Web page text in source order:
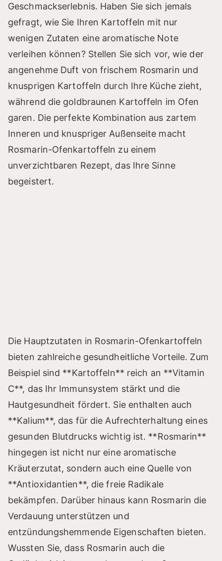
Geschmackserlebnis. Haben Sie sich jemals
gefragt, wie Sie Ihren Kartoffeln mit nur
wenigen Zutaten eine aromatische Note
verleihen können? Stellen Sie sich vor, wie der
angenehme Duft von frischem Rosmarin und
knusprigen Kartoffeln durch Ihre Küche zieht,
während die goldbraunen Kartoffeln im Ofen
garen. Die perfekte Kombination aus zartem
Inneren und knuspriger Außenseite macht
Rosmarin-Ofenkartoffeln zu einem
unverzichtbaren Rezept, das Ihre Sinne
begeistert.
Die Hauptzutaten in Rosmarin-Ofenkartoffeln
bieten zahlreiche gesundheitliche Vorteile. Zum
Beispiel sind **Kartoffeln** reich an **Vitamin
C**, das Ihr Immunsystem stärkt und die
Hautgesundheit fördert. Sie enthalten auch
**Kalium**, das für die Aufrechterhaltung eines
gesunden Blutdrucks wichtig ist. **Rosmarin**
hingegen ist nicht nur eine aromatische
Kräuterzutat, sondern auch eine Quelle von
**Antioxidantien**, die freie Radikale
bekämpfen. Darüber hinaus kann Rosmarin die
Verdauung unterstützen und
entzündungshemmende Eigenschaften bieten.
Wussten Sie, dass Rosmarin auch die